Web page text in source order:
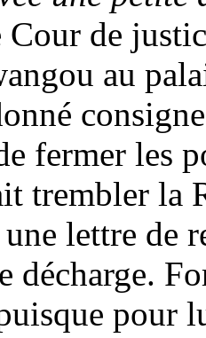
de
au
fermer les
trembler la
lettre de
décharge.
pour